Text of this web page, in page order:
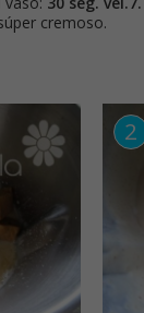
cremoso.